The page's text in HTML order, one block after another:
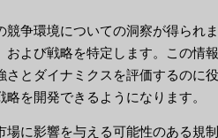
争環境についての洞察が得られ
よび戦略を特定します。この情
とダイナミクスを評価するのに
を開発できるようになります。
に影響を与える可能性のある規